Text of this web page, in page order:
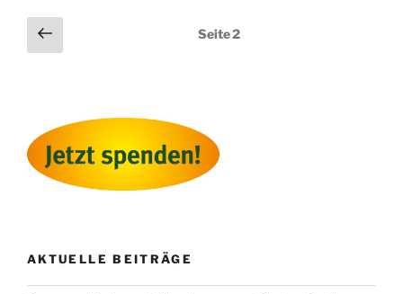
Kompost-
Bioreaktor
Seitennummerierung
der
Vorherige
Seite
Seite2
AKTUELLE BEITRÄGE